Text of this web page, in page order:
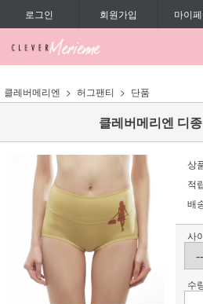
로그인 회원가입 마이
클레버메리엔 허그팬티 단품
클레버메리엔 디
상
적
배
사
수